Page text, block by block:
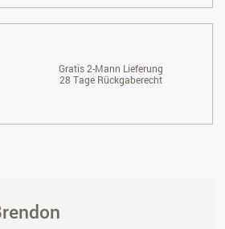
Gratis 2-Mann Lieferung
28 Tage Rückgaberecht